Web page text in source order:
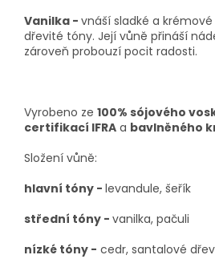
Vanilka - vnáší sladké a
dřevité tóny. Její vůně přináší
zároveň probouzí pocit radosti.
Vyrobeno ze 100% sójového
certifikací IFRA a bavlněného
Složení vůně:
hlavní tóny - levandule, šeřík
střední tóny - vanilka, pačuli
nízké tóny - cedr, santalové